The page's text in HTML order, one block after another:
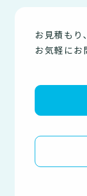
お見積もり
お気軽にお